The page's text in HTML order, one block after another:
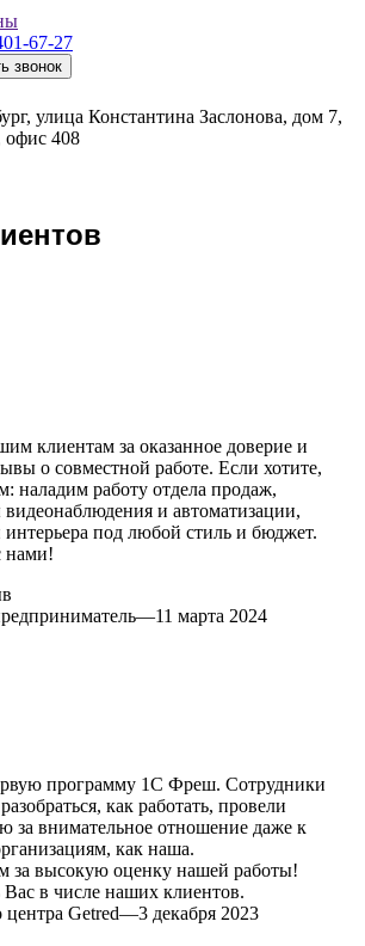
67-27
звонок
улица Константина Заслонова, дом 7,
408
клиентам за оказанное доверие и
о совместной работе. Если хотите,
наладим работу отдела продаж,
и автоматизации,
интерьера под любой стиль и бюджет.
нами!
—11 марта 2024
программу 1С Фреш. Сотрудники
как работать, провели
за внимательное отношение даже к
как наша.
за высокую оценку нашей работы!
Вас в числе наших клиентов.
Getred—3 декабря 2023